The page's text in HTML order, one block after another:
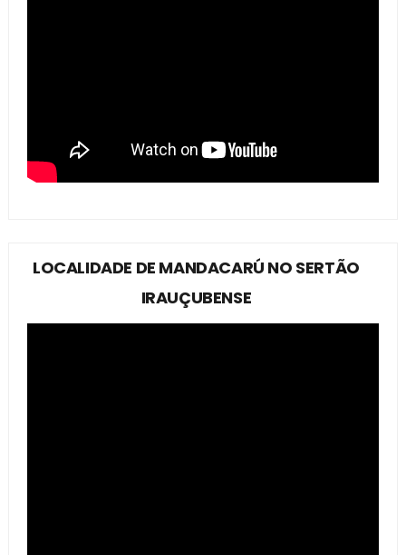
LOCALIDADE DE MANDACARÚ NO SERTÃO
IRAUÇUBENSE